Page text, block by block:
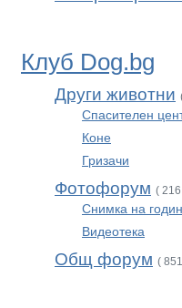
Клуб Dog.bg
Други животни
Спасителен
Коне
Гризачи
Фотофорум (
Снимка на
Видеотека
Общ форум (